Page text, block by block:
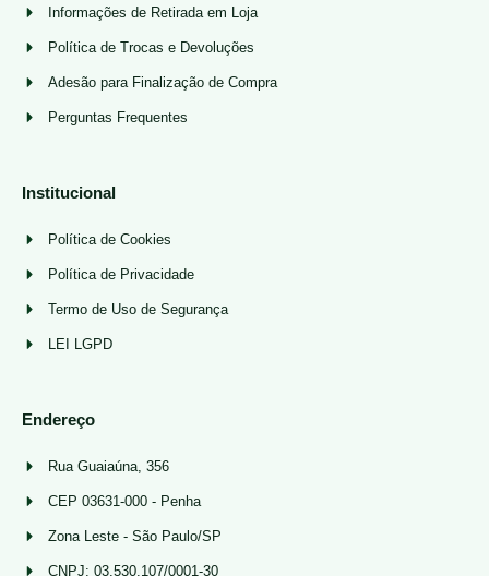
Informações de Retirada em Loja
Política de Trocas e Devoluções
Adesão para Finalização de Compra
Perguntas Frequentes
Institucional
Política de Cookies
Política de Privacidade
Termo de Uso de Segurança
LEI LGPD
Endereço
Rua Guaiaúna, 356
CEP 03631-000 - Penha
Zona Leste - São Paulo/SP
CNPJ: 03.530.107/0001-30